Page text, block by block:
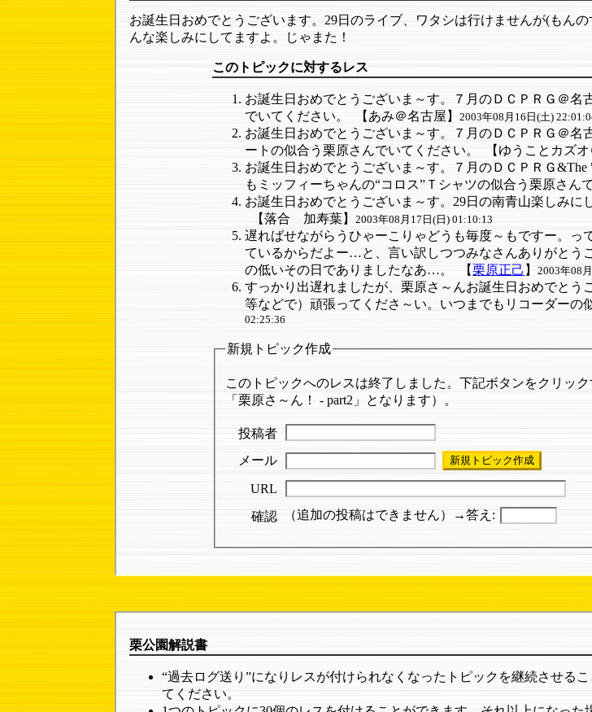
お誕生日おめでとうございます。29日のライブ、ワタシは行けませんが(もん
んな楽しみにしてますよ。じゃまた！
このトピックに対するレス
お誕生日おめでとうございま～す。７月のＤＣＰＲＧ＠
でいてください。
【あみ＠名古屋】2003年08月16日(土)
お誕生日おめでとうございま～す。７月のＤＣＰＲＧ＠
ートの似合う栗原さんでいてください。
【ゆうことカズ
お誕生日おめでとうございま～す。７月のＤＣＰＲＧ
もミッフィーちゃんの“コロス”Ｔシャツの似合う栗原さん
お誕生日おめでとうございま～す。29日の南青山楽しみに
【落合 加寿葉】2003年08月17日(日) 01:10:13
遅ればせながらうひゃーこりゃどうも毎度～もですー。
ているからだよー…と、言い訳しつつみなさんありがとう
の低いその日でありましたなあ…。
【栗原正己 】2003年08
すっかり出遅れましたが、栗原さ～んお誕生日おめでと
等などで）頑張ってくださ～い。いつまでもリコーダーの
02:25:36
新規トピック作成
このトピックへのレスは終了しました。下記ボタンをクリッ
「栗原さ～ん！ - part2」となります）。
投稿者
メール
URL
確認
（追加の投稿はできません）→答え:
栗公園解説書
“過去ログ送り”になりレスが付けられなくなったトピックを継続させる
てください。